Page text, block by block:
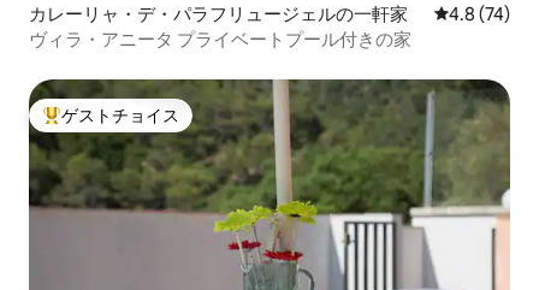
カレーリャ・デ・パラフリュージェルの一軒家 レビュー74
4.8 (74)
ヴィラ・アニータ プライベートプール付きの家
大好評のゲストチョイスです。
ゲストチョイス